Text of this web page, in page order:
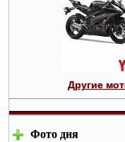
Другие
Фото дня